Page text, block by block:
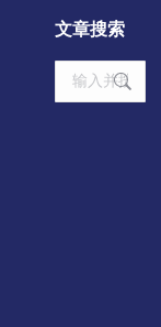
文章搜索
Search: